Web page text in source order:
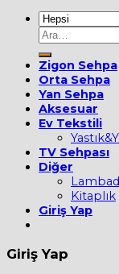
Ara:
Zigon Sehpa
Orta Sehpa
Yan Sehpa
Aksesuar
Ev Tekstili
TV Sehpası
Diğer
Kitaplık
Giriş Yap
Giriş Yap